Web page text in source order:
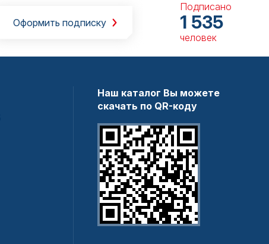
Оформить подписку
Подписано
1 535
человек
Наш каталог Вы можете
скачать по QR-коду